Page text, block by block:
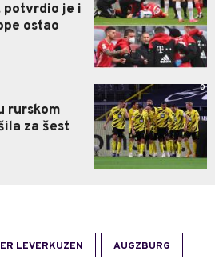
potvrdio je i
ostao
rurskom
za šest
0
LEVERKUZEN AUGZBURG